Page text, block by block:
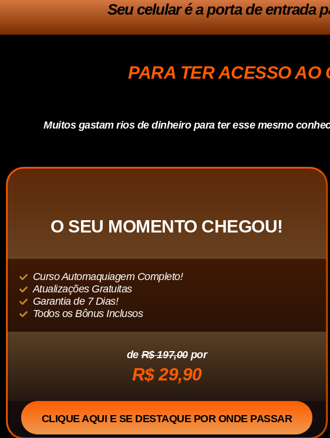
Seu celular é a porta de entrada
PARA TER ACESSO AO
Muitos gastam rios de dinheiro para ter esse mesmo
O SEU MOMENTO CHEGOU!
Curso Automaquiagem Completo!
Atualizações Gratuitas
Garantia de 7 Dias!
Todos os Bônus Inclusos
deR$ 197,00por
R$ 29,90
CLIQUE AQUI E SE DESTAQUE POR ONDE PASSAR